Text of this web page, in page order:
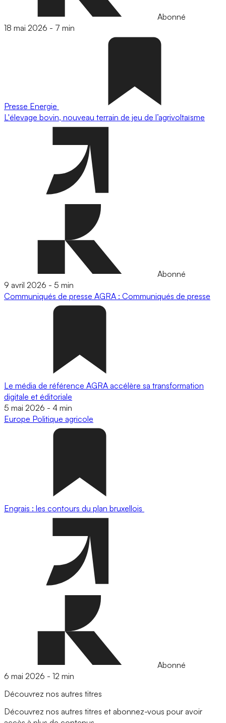
Abonné
18 mai 2026 - 7 min
Presse Energie
L'élevage bovin, nouveau terrain de jeu de l’agrivoltaïsme
Abonné
9 avril 2026 - 5 min
Communiqués de presse AGRA : Communiqués de presse
Le média de référence AGRA accélère sa transformation
digitale et éditoriale
5 mai 2026 - 4 min
Europe Politique agricole
Engrais : les contours du plan bruxellois
Abonné
6 mai 2026 - 12 min
Découvrez nos autres titres
Découvrez nos autres titres et abonnez-vous pour avoir